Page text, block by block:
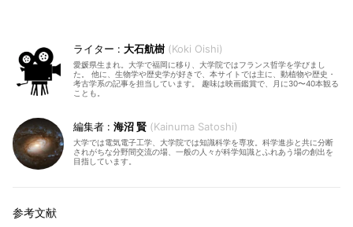
大石航樹 Koki Oishi
愛媛県生まれ。大学で福岡に移り、大学院ではフランス哲学を学びまし
た。 他に、生物学や歴史学が好きで、本サイトでは主に、動植物や歴史・
考古学系の記事を担当しています。 趣味は映画鑑賞で、月に30〜40本観る
ことも。
海沼 賢 Kainuma Satoshi
大学では電気電子工学、大学院では知識科学を専攻。科学進歩と共に分断
されがちな分野間交流の場、一般の人々が科学知識とふれあう場の創出を
目指しています。